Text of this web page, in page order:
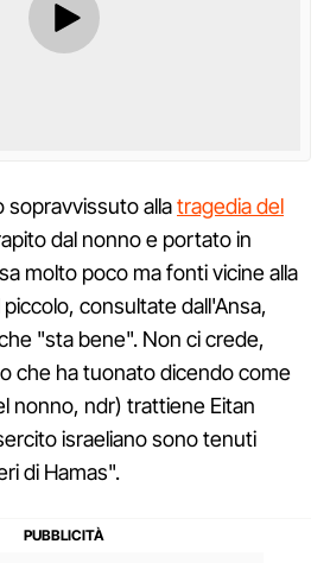
sopravvissuto allatragedia del
dal nonno e portato in
molto poco ma fonti vicine alla
consultate dall'Ansa,
"sta bene". Non ci crede,
che ha tuonato dicendo come
nonno, ndr) trattiene Eitan
israeliano sono tenuti
di Hamas".